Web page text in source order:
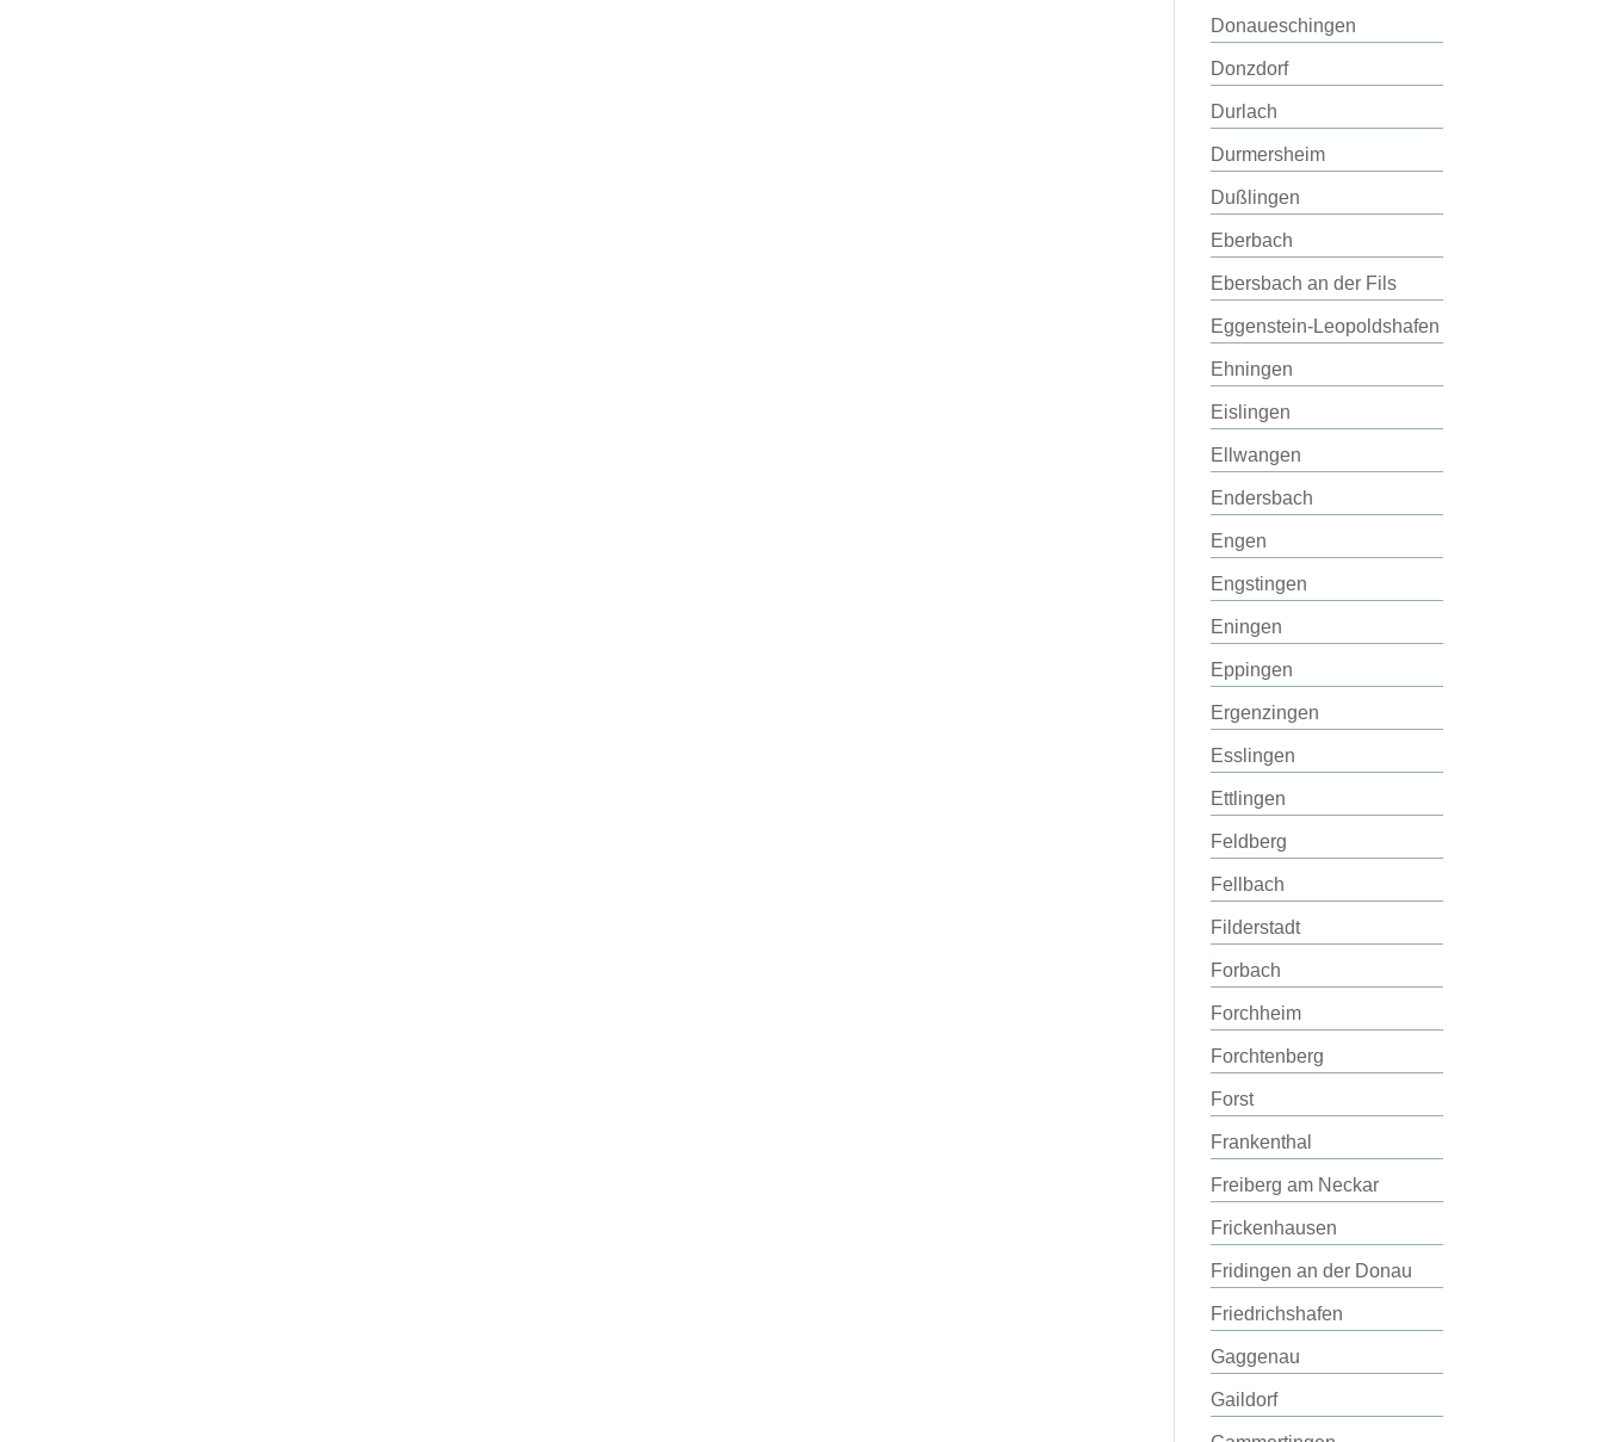
Donaueschingen
Donzdorf
Durlach
Durmersheim
Dußlingen
Eberbach
Ebersbach an der Fils
Eggenstein-Leopoldshafen
Ehningen
Eislingen
Ellwangen
Endersbach
Engen
Engstingen
Eningen
Eppingen
Ergenzingen
Esslingen
Ettlingen
Feldberg
Fellbach
Filderstadt
Forbach
Forchheim
Forchtenberg
Forst
Frankenthal
Freiberg am Neckar
Frickenhausen
Fridingen an der Donau
Friedrichshafen
Gaggenau
Gaildorf